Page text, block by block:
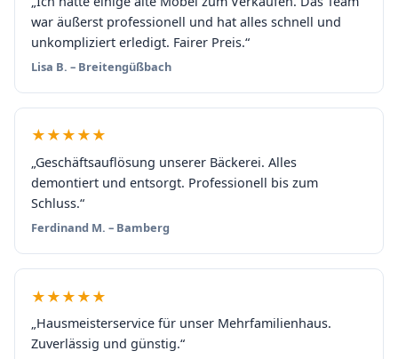
war äußerst professionell und hat alles schnell und
unkompliziert erledigt. Fairer Preis.“
Lisa B. – Breitengüßbach
★★★★★
„Geschäftsauflösung unserer Bäckerei. Alles
demontiert und entsorgt. Professionell bis zum
Schluss.“
Ferdinand M. – Bamberg
★★★★★
„Hausmeisterservice für unser Mehrfamilienhaus.
Zuverlässig und günstig.“